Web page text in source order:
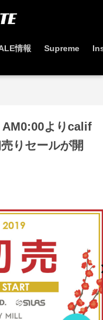
情報 Supreme
AM0:00よりcalif
りセールが開